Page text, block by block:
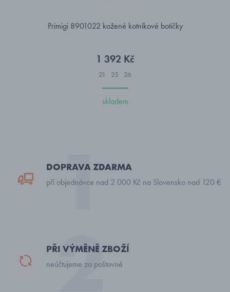
Primigi 8901022 kožené kotníkové botičky
1 392 Kč
21 25 26
skladem
DOPRAVA ZDARMA
při objednávce nad 2 000 Kč na Slovensko nad 120 €
PŘI VÝMĚNĚ ZBOŽÍ
neúčtujeme za poštovné